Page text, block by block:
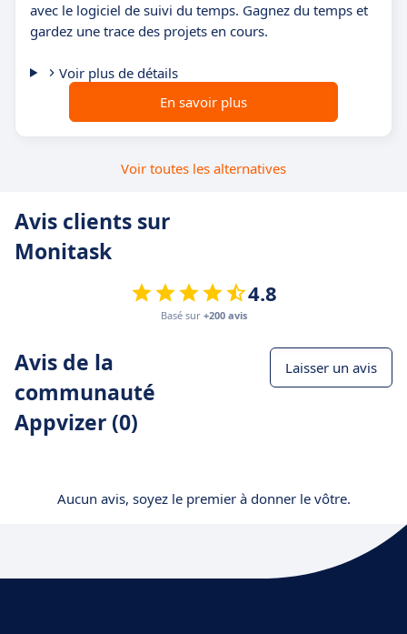
avec le logiciel de suivi du temps. Gagnez du temps et
gardez une trace des projets en cours.
Voir plus de détails
En savoir plus
Voir toutes les alternatives
Avis clients sur
Monitask
4.8
Basé sur +200 avis
Avis de la
communauté
Appvizer (0)
Laisser un avis
Aucun avis, soyez le premier à donner le vôtre.